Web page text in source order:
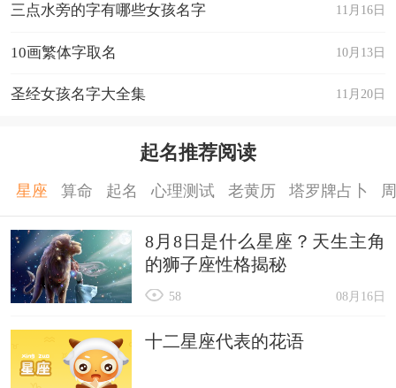
11月16日
三点水旁的字有哪些女孩名字
10月13日
10画繁体字取名
11月20日
圣经女孩名字大全集
起名推荐阅读
星座 算命 起名 心理测试 老黄历 塔罗牌占卜
8月8日是什么星座？天生主角
的狮子座性格揭秘
08月16日
58
十二星座代表的花语